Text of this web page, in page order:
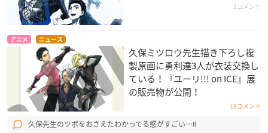
2コメント
アニメ ニュース
久保ミツロウ先生描き下ろし複
製原画に勇利達3人が衣装交換し
ている！『ユーリ!!! on ICE』展
の販売物が公開！
18コメント
久保先生のツボをおさえたわかってる感がすごい…‼